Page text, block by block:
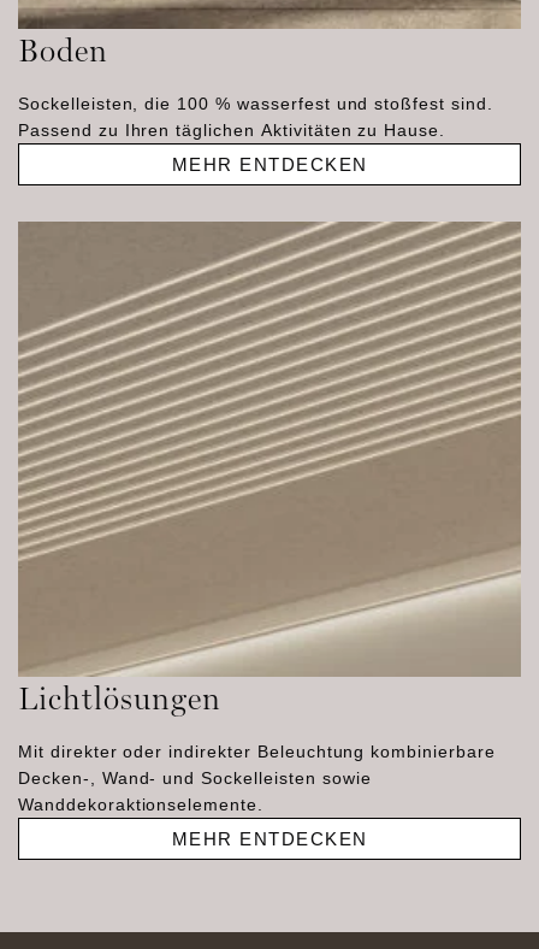
Boden
Sockelleisten, die 100 % wasserfest und stoßfest sind.
Passend zu Ihren täglichen Aktivitäten zu Hause.
MEHR ENTDECKEN
Lichtlösungen
Mit direkter oder indirekter Beleuchtung kombinierbare
Decken-, Wand- und Sockelleisten sowie
Wanddekoraktionselemente.
MEHR ENTDECKEN